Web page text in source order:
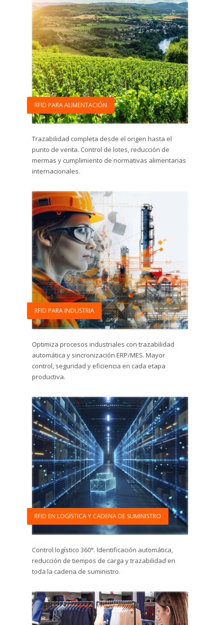
RFID PARA ALIMENTACIÓN
Trazabilidad completa desde el origen hasta el
punto de venta. Control de lotes, reducción de
mermas y cumplimiento de normativas alimentarias
internacionales.
RFID PARA INDUSTRIA
Optimiza procesos industriales con trazabilidad
automática y sincronización ERP/MES. Mayor
control, seguridad y eficiencia en cada etapa
productiva.
RFID EN LOGÍSTICA Y CADENA DE SUMINISTRO
Control logístico 360°. Identificación automática,
reducción de tiempos de carga y trazabilidad en
toda la cadena de suministro.